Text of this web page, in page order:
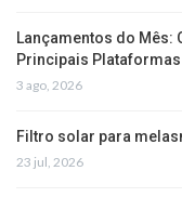
Lançamentos do Mês:
Principais Plataformas
3 ago, 2026
Filtro solar para
23 jul, 2026